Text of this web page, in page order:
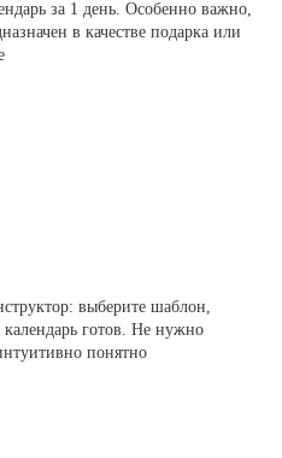
за 1 день. Особенно важно,
в качестве подарка или
выберите шаблон,
готов. Не нужно
понятно